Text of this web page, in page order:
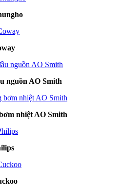
nguồn AO Smith
nhiệt AO Smith